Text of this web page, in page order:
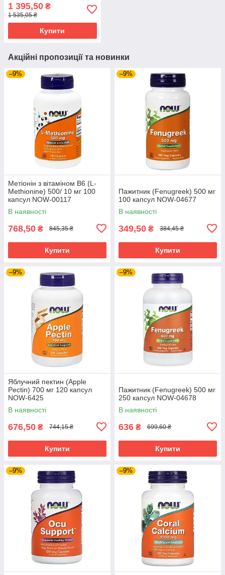
1 395,50 ₴
1 535,05 ₴
Купити
Акційні пропозиції та новинки
–9%
Метіонін з вітаміном В6 (L-
Methionine) 500/ 10 мг 100
капсул NOW-00117
В наявності
768,50 ₴ 845,35 ₴
Купити
–9%
Пажитник (Fenugreek) 500 мг
100 капсул NOW-04677
В наявності
349,50 ₴ 384,45 ₴
Купити
–9%
Яблучний пектин (Apple
Pectin) 700 мг 120 капсул
NOW-6425
В наявності
676,50 ₴ 744,15 ₴
Купити
–9%
Пажитник (Fenugreek) 500 мг
250 капсул NOW-04678
В наявності
636 ₴ 699,60 ₴
Купити
–9% –9%